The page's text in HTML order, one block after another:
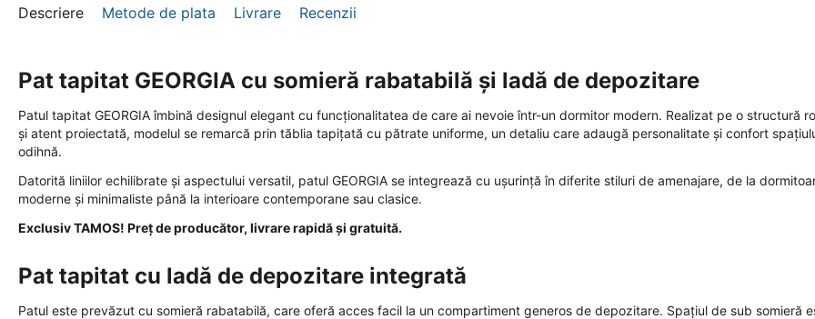
Descriere Metode de plata Livrare Recenzii
Pat tapitat GEORGIA cu somieră rabatabilă și ladă de depozitare
Patul tapitat GEORGIA îmbină designul elegant cu funcționalitatea de care ai nevoie într-un dormitor modern. Realizat pe o structură
și atent proiectată, modelul se remarcă prin tăblia tapițată cu pătrate uniforme, un detaliu care adaugă personalitate și confort
odihnă.
Datorită liniilor echilibrate și aspectului versatil, patul GEORGIA se integrează cu ușurință în diferite stiluri de amenajare, de la
moderne și minimaliste până la interioare contemporane sau clasice.
Exclusiv TAMOS! Preț de producător, livrare rapidă și gratuită.
Pat tapitat cu ladă de depozitare integrată
Patul este prevăzut cu somieră rabatabilă, care oferă acces facil la un compartiment generos de depozitare. Spațiul de sub somieră